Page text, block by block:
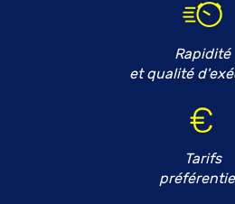
Rapidité
et qualité
Tarifs